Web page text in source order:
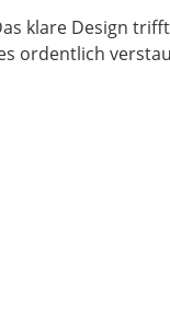
klare Design
ordentlich